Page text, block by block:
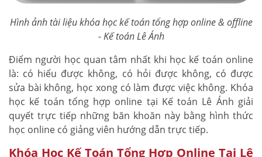
Hình ảnh tài liệu khóa học kế toán tổng hợp online & offline
- Kế toán Lê Ánh
Điểm người học quan tâm nhất khi học kế toán online
là: có hiểu được không, có hỏi được không, có được
sửa bài không, học xong có làm được việc không. Khóa
học kế toán tổng hợp online tại Kế toán Lê Ánh giải
quyết trực tiếp những băn khoăn này bằng hình thức
học online có giảng viên hướng dẫn trực tiếp.
Khóa Học Kế Toán Tổng Hợp Online Tại Lê